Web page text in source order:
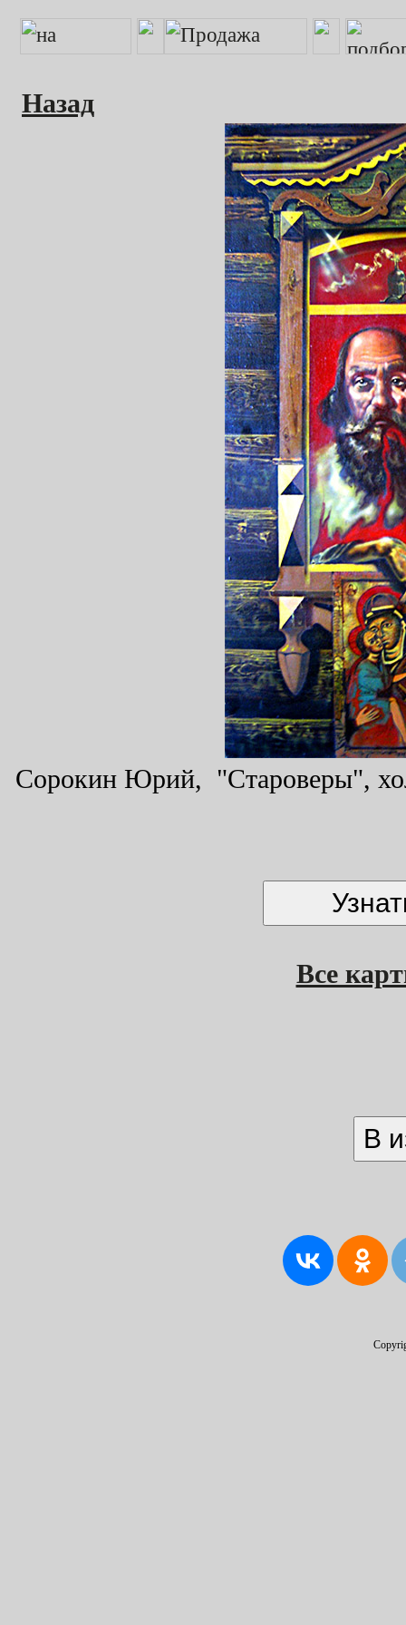
Назад
Сорокин Юрий, "Староверы",
Все